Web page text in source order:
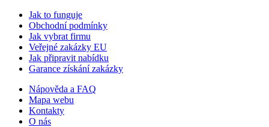
Jak to funguje
Obchodní podmínky
Jak vybrat firmu
Veřejné zakázky EU
Jak připravit nabídku
Garance získání zakázky
Nápověda a FAQ
Mapa webu
Kontakty
O nás